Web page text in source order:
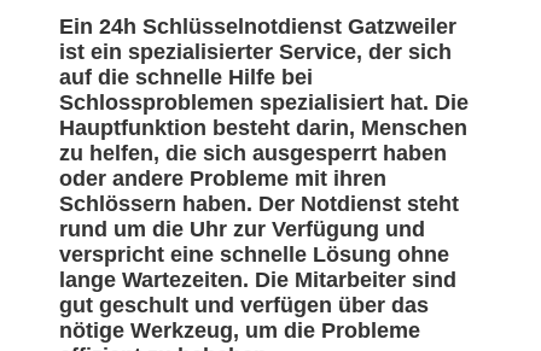
Ein 24h Schlüsselnotdienst Gatzweiler
ist ein spezialisierter Service, der sich
auf die schnelle Hilfe bei
Schlossproblemen spezialisiert hat. Die
Hauptfunktion besteht darin, Menschen
zu helfen, die sich ausgesperrt haben
oder andere Probleme mit ihren
Schlössern haben. Der Notdienst steht
rund um die Uhr zur Verfügung und
verspricht eine schnelle Lösung ohne
lange Wartezeiten. Die Mitarbeiter sind
gut geschult und verfügen über das
nötige Werkzeug, um die Probleme